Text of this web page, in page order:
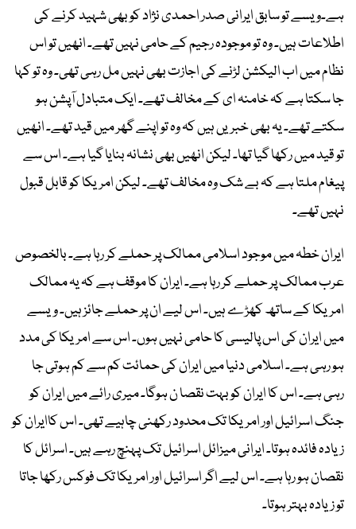
ہے۔و یسے تو سابق ایرانی صدر احمدی نژاد کو بھی شہید کرنے کی
اطلاعات ہیں۔ وہ تو موجودہ رجیم کے حامی نہیں تھے۔ انھیں تو اس
نظام میں اب الیکشن لڑنے کی اجازت بھی نہیں مل رہی تھی۔ وہ تو کہا
جا سکتا ہے کہ خامنہ ای کے مخالف تھے۔ ایک متبادل آپشن ہو
سکتے تھے۔ یہ بھی خبریں ہیں کہ وہ تو اپنے گھر میں قید تھے۔ انھیں
تو قید میں رکھا گیا تھا۔ لیکن انھیں بھی نشانہ بنایا گیا ہے۔ اس سے
پیغام ملتا ہے کہ بے شک وہ مخالف تھے۔ لیکن امریکا کو قابل قبول
نہیں تھے۔
ایران خطہ میں موجود اسلامی ممالک پر حملے کر رہا ہے۔ بالخصوص
عرب ممالک پر حملے کر رہا ہے۔ ایران کا موقف ہے کہ یہ ممالک
امریکا کے ساتھ کھڑے ہیں۔ اس لیے ان پر حملے جائز ہیں۔ ویسے
میں ایران کی اس پالیسی کا حامی نہیں ہوں۔ اس سے امریکا کی مدد
ہو رہی ہے۔ اسلامی دنیا میں ایران کی حمائت کم سے کم ہوتی جا
رہی ہے۔ اس کا ایران کو بہت نقصا ن ہوگا۔ میری رائے میں ایران کو
جنگ اسرائیل اور امریکا تک محدود رکھنی چاہیے تھی۔ اس کاایران کو
زیادہ فائدہ ہوتا۔ ایرانی میزائل اسرائیل تک پہنچ رہے ہیں۔ اسرائل کا
نقصان ہو رہا ہے۔ اس لیے اگر اسرائیل اور امریکا تک فوکس رکھا جاتا
تو زیادہ بہتر ہوتا۔